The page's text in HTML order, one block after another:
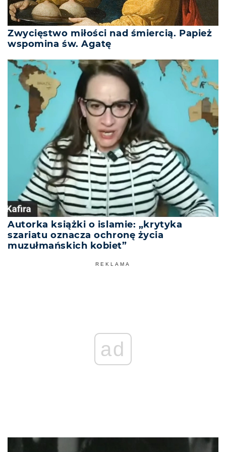
Zwycięstwo miłości nad śmiercią. Papież
wspomina św. Agatę
Autorka książki o islamie: „krytyka
szariatu oznacza ochronę życia
muzułmańskich kobiet”
REKLAMA
ad